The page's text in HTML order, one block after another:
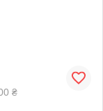
₴